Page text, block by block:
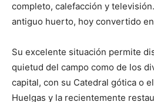
completo, calefacción y
antiguo huerto, hoy convertido
Su excelente situación permite
quietud del campo como de los
capital, con su Catedral gótica o
Huelgas y la recientemente